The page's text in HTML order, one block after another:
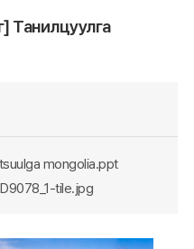
Танилцуулга
mongolia.ppt
tile.jpg